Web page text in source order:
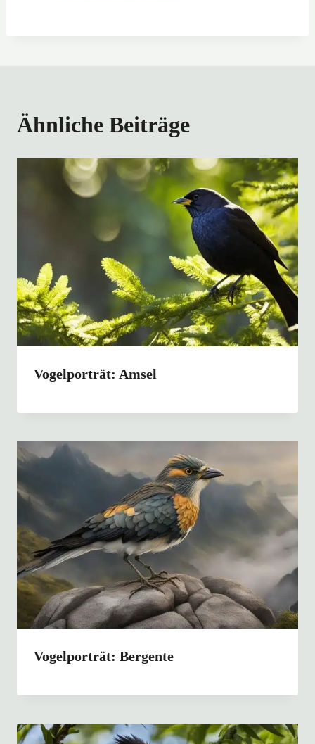
Ähnliche Beiträge
Vogelporträt: Amsel
Vogelporträt: Bergente